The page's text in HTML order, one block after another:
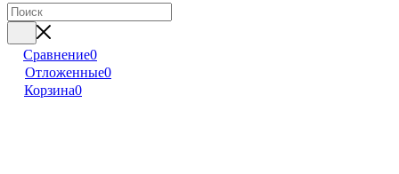
Сравнение0
Отложенные0
Корзина0